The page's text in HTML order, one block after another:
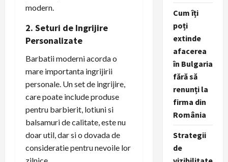
modern.
2. Seturi de Ingrijire
Personalizate
Barbatii moderni acorda o
mare importanta ingrijirii
personale. Un set de ingrijire,
care poate include produse
pentru barbierit, lotiuni si
balsamuri de calitate, este nu
doar util, dar si o dovada de
consideratie pentru nevoile lor
zilnice.
Cum îți
poți
extinde
afacerea
în Bulgaria
fără să
renunți la
firma din
România
Strategii
de